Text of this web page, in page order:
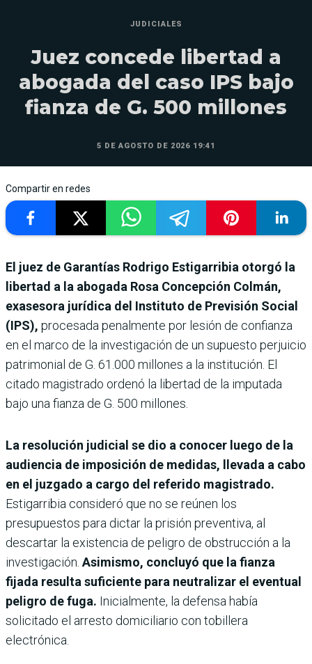
JUDICIALES
Juez concede libertad a
abogada del caso IPS bajo
fianza de G. 500 millones
5 DE AGOSTO DE 2026 19:41
Compartir en redes
El juez de Garantías Rodrigo Estigarribia otorgó la
libertad a la abogada Rosa Concepción Colmán,
exasesora jurídica del Instituto de Previsión Social
(IPS), procesada penalmente por lesión de confianza
en el marco de la investigación de un supuesto perjuicio
patrimonial de G. 61.000 millones a la institución. El
citado magistrado ordenó la libertad de la imputada
bajo una fianza de G. 500 millones.
La resolución judicial se dio a conocer luego de la
audiencia de imposición de medidas, llevada a cabo
en el juzgado a cargo del referido magistrado.
Estigarribia consideró que no se reúnen los
presupuestos para dictar la prisión preventiva, al
descartar la existencia de peligro de obstrucción a la
investigación. Asimismo, concluyó que la fianza
fijada resulta suficiente para neutralizar el eventual
peligro de fuga. Inicialmente, la defensa había
solicitado el arresto domiciliario con tobillera
electrónica.